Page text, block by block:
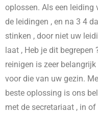
oplossen. Als een
de leidingen , en na 3 4
stinken , door niet uw
laat , Heb je dit
reinigen is zeer
voor die van uw gezin.
beste oplossing is ons
met de secretariaat , in of